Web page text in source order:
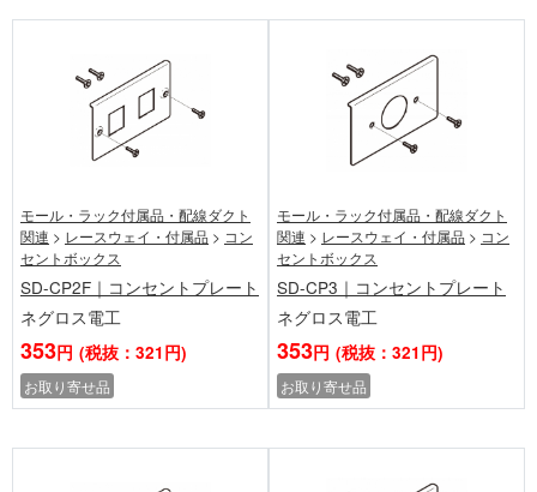
モール・ラック付属品・配線ダクト
関連 > レースウェイ・付属品 > コン
セントボックス
SD-CP2F｜コンセントプレート
ネグロス電工
353円 (税抜：321円)
お取り寄せ品
モール・ラック付属品・配線ダクト
関連 > レースウェイ・付属品 > コン
セントボックス
SD-CP3｜コンセントプレート
ネグロス電工
353円 (税抜：321円)
お取り寄せ品